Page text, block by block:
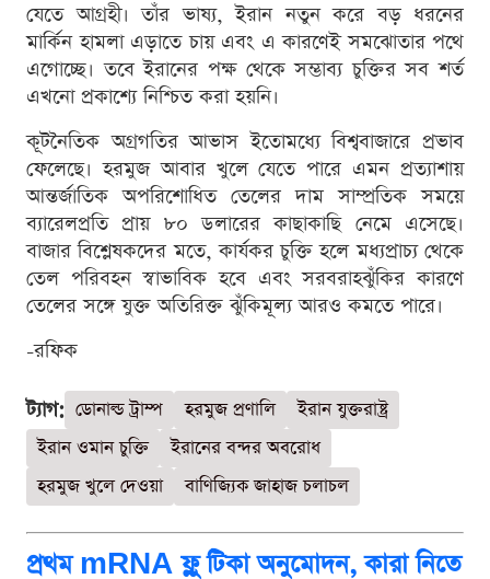
যেতে আগ্রহী। তাঁর ভাষ্য, ইরান নতুন করে বড় ধরনের
মার্কিন হামলা এড়াতে চায় এবং এ কারণেই সমঝোতার পথে
এগোচ্ছে। তবে ইরানের পক্ষ থেকে সম্ভাব্য চুক্তির সব শর্ত
এখনো প্রকাশ্যে নিশ্চিত করা হয়নি।
কূটনৈতিক অগ্রগতির আভাস ইতোমধ্যে বিশ্ববাজারে প্রভাব
ফেলেছে। হরমুজ আবার খুলে যেতে পারে এমন প্রত্যাশায়
আন্তর্জাতিক অপরিশোধিত তেলের দাম সাম্প্রতিক সময়ে
ব্যারেলপ্রতি প্রায় ৮০ ডলারের কাছাকাছি নেমে এসেছে।
বাজার বিশ্লেষকদের মতে, কার্যকর চুক্তি হলে মধ্যপ্রাচ্য থেকে
তেল পরিবহন স্বাভাবিক হবে এবং সরবরাহঝুঁকির কারণে
তেলের সঙ্গে যুক্ত অতিরিক্ত ঝুঁকিমূল্য আরও কমতে পারে।
-রফিক
ট্যাগ: ডোনাল্ড ট্রাম্প হরমুজ প্রণালি
ইরান যুক্তরাষ্ট্র
ইরান ওমান চুক্তি
ইরানের বন্দর অবরোধ
হরমুজ খুলে দেওয়া
বাণিজ্যিক জাহাজ চলাচল
প্রথম mRNA ফ্লু টিকা অনুমোদন, কারা নিতে